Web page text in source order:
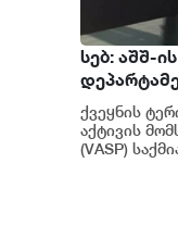
სებ: აშშ-
ქვეყნის
აქტივის
(VASP)